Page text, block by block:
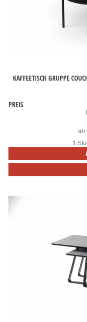
KAFFEETISCH GRUPPE
PREIS
ab
1